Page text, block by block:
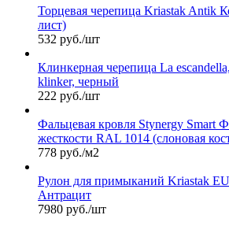
Торцевая черепица Kriastak Antik
лист)
532 руб./шт
Клинкерная черепица La
klinker, черный
222 руб./шт
Фальцевая кровля Stynergy Smart
жесткости RAL 1014 (слоновая
778 руб./м2
Рулон для примыканий Kriastak
Антрацит
7980 руб./шт